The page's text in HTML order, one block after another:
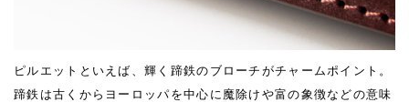
ピルエットといえば、輝く蹄鉄のブローチがチャームポイント。
蹄鉄は古くからヨーロッパを中心に魔除けや富の象徴などの意味